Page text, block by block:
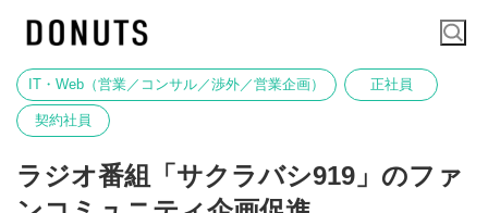
IT・Web（営業／コンサル／渉外／営業企画） 正社員
契約社員
ラジオ番組「サクラバシ919」のファ